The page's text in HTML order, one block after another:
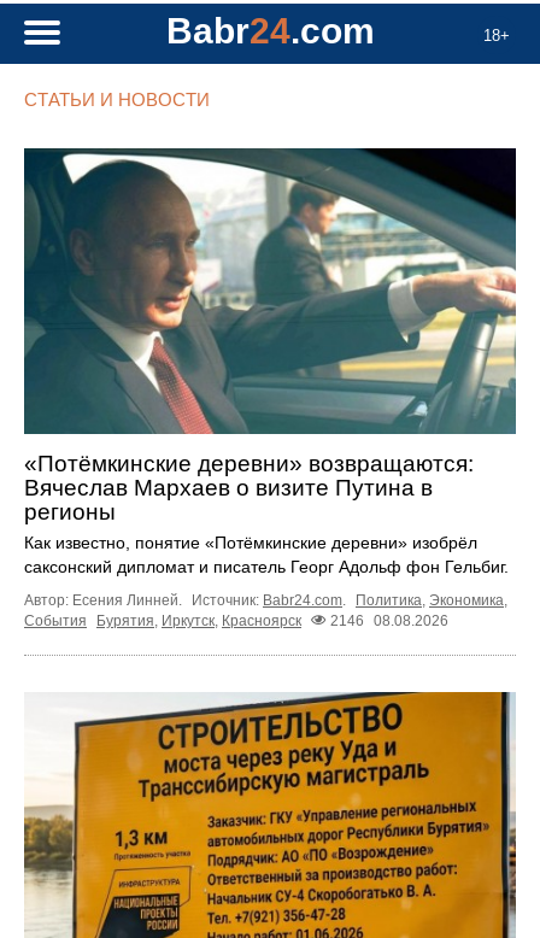
18+
Babr24.com
СТАТЬИ И НОВОСТИ
«Потёмкинские деревни» возвращаются:
Вячеслав Мархаев о визите Путина в
регионы
Как известно, понятие «Потёмкинские деревни» изобрёл
саксонский дипломат и писатель Георг Адольф фон Гельбиг.
Автор: Есения Линней. Источник: Babr24.com Политика Экономика
События
Бурятия Иркутск Красноярск 2146 08.08.2026